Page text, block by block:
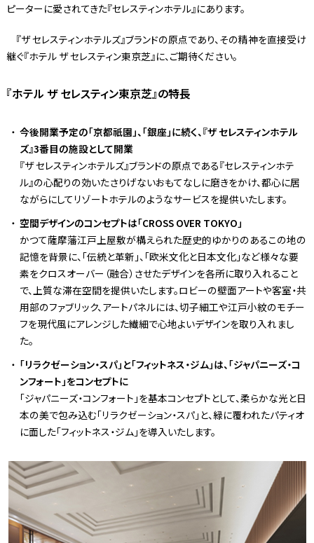
ピーターに愛されてきた『セレスティンホテル』にあります。
『ザ セレスティンホテルズ』ブランドの原点であり、その精神を直接受け
継ぐ『ホテル ザ セレスティン東京芝』に、ご期待ください。
『ホテル ザ セレスティン東京芝』の特長
今後開業予定の「京都祇園」、「銀座」に続く、『ザ セレスティンホテル
ズ』3番目の施設として開業
『ザ セレスティンホテルズ』ブランドの原点である『セレスティンホテ
ル』の心配りの効いたさりげないおもてなしに磨きをかけ、都心に居
ながらにしてリゾートホテルのようなサービスを提供いたします。
空間デザインのコンセプトは「CROSS OVER TOKYO」
かつて薩摩藩江戸上屋敷が構えられた歴史的ゆかりのあるこの地の
記憶を背景に、「伝統と革新」、「欧米文化と日本文化」など様々な要
素をクロスオーバー（融合）させたデザインを各所に取り入れること
で、上質な滞在空間を提供いたします。ロビーの壁面アートや客室・共
用部のファブリック、アートパネルには、切子細工や江戸小紋のモチー
フを現代風にアレンジした繊細で心地よいデザインを取り入れまし
た。
「リラクゼーション・スパ」と「フィットネス・ジム」は、「ジャパニーズ・コ
ンフォート」をコンセプトに
「ジャパニーズ・コンフォート」を基本コンセプトとして、柔らかな光と日
本の美で包み込む「リラクゼーション・スパ」と、緑に覆われたパティオ
に面した「フィットネス・ジム」を導入いたします。